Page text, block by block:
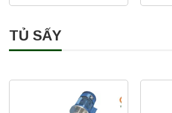
TỦ SẤY